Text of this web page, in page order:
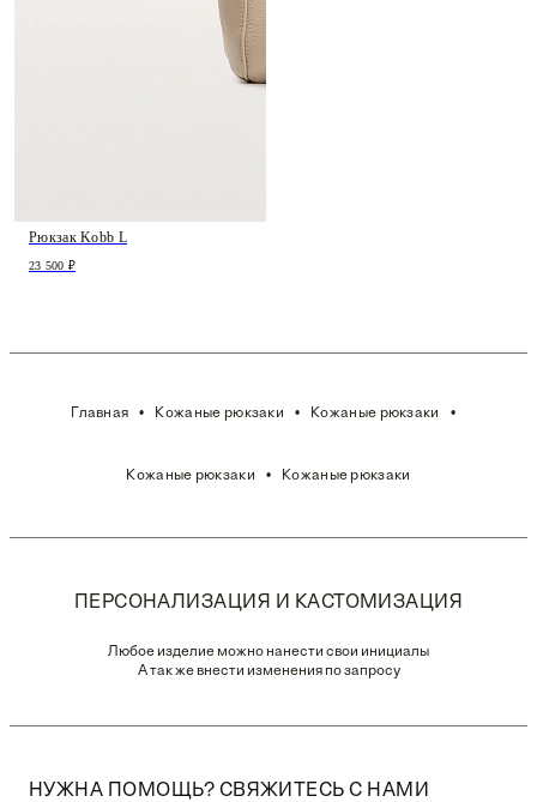
Рюкзак Kobb L
23 500 ₽
Главная Кожаные рюкзаки Кожаные рюкзаки
Кожаные рюкзаки Кожаные рюкзаки
ПЕРСОНАЛИЗАЦИЯ И КАСТОМИЗАЦИЯ
Любое изделие можно нанести свои инициалы
А так же внести изменения по запросу
НУЖНА ПОМОЩЬ? СВЯЖИТЕСЬ С НАМИ